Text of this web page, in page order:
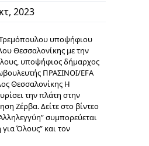
2023
υποψήφιου
Θεσσαλονίκης με την
υποψήφιος δήμαρχος
ΠΡΑΣΙΝΟΙ/EFA
Θεσσαλονίκης Η
την πλάτη στην
Ζέρβα. Δείτε στο βίντεο
συμπορεύεται
Όλους” και τον